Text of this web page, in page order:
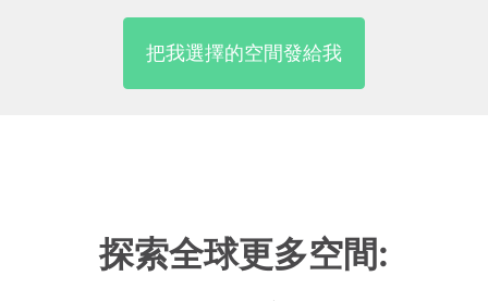
把我選擇的空間發給我
探索全球更多空間: